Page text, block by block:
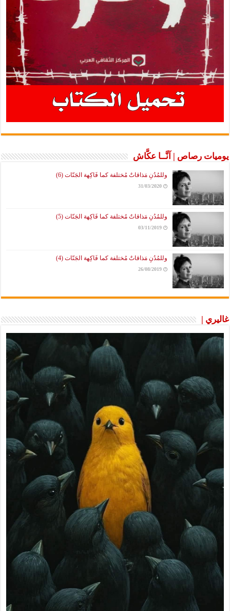
يوميات رصاص | آنَّــا عكَّاش
وللمُدُنِ مَذاقاتٌ مُختلفة كما فَاكِهة الجَنّات (6)
31/03/2020
وللمُدُنِ مَذاقاتٌ مُختلفة كما فَاكِهة الجَنّات (5)
03/11/2019
وللمُدُنِ مَذاقاتٌ مُختلفة كما فَاكِهة الجَنّات (4)
26/08/2019
غاليري |